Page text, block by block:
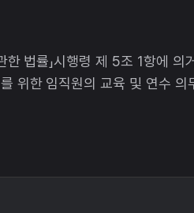
법률」시행령 제 5조 1항에 의
위한 임직원의 교육 및 연수 의